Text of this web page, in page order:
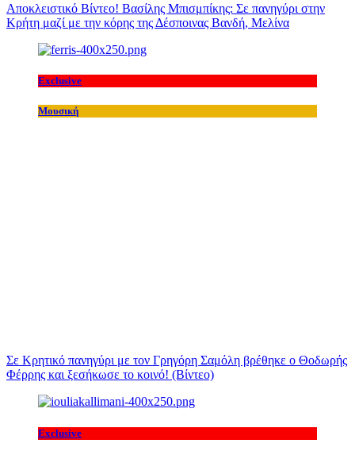
Αποκλειστικό Βίντεο! Βασίλης Μπισμπίκης: Σε πανηγύρι στην
Κρήτη μαζί με την κόρης της Δέσποινας Βανδή, Μελίνα
Exclusive
Μουσική
Σε Κρητικό πανηγύρι με τον Γρηγόρη Σαμόλη βρέθηκε ο Θοδωρής
Φέρρης και ξεσήκωσε το κοινό! (Βίντεο)
Exclusive